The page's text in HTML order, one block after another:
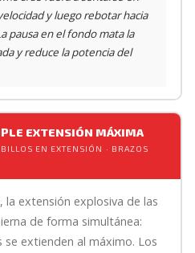
y luego rebotar hacia
pausa en el fondo mata la
y reduce la potencia del
EXTENSIÓN MÁXIMA
EN EXTENSIÓN · BRAZOS
extensión explosiva de las
de forma simultánea:
extienden al máximo. Los